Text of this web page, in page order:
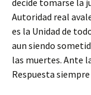
decide tomarse la
Autoridad real
es la Unidad de
aun siendo
las muertes. Ante
Respuesta